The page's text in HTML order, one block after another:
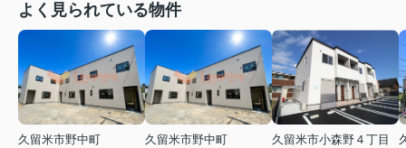
よく見られている物件
久留米市野中町
久留米市野中町
久留米市小森野４丁目